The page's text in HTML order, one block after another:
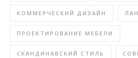
КОММЕРЧЕСКИЙ ДИЗАЙН
ПРОЕКТИРОВАНИЕ МЕБЕЛИ
СКАНДИНАВСКИЙ СТИЛЬ